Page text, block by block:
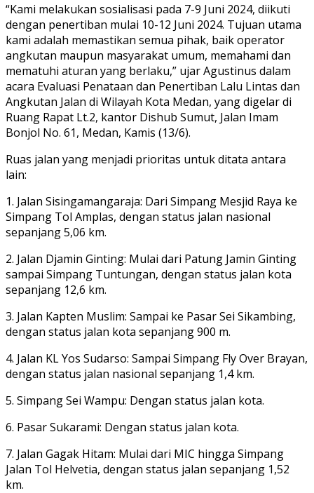
“Kami melakukan sosialisasi pada 7-9 Juni 2024, diikuti
dengan penertiban mulai 10-12 Juni 2024. Tujuan utama
kami adalah memastikan semua pihak, baik operator
angkutan maupun masyarakat umum, memahami dan
mematuhi aturan yang berlaku,” ujar Agustinus dalam
acara Evaluasi Penataan dan Penertiban Lalu Lintas dan
Angkutan Jalan di Wilayah Kota Medan, yang digelar di
Ruang Rapat Lt.2, kantor Dishub Sumut, Jalan Imam
Bonjol No. 61, Medan, Kamis (13/6).
Ruas jalan yang menjadi prioritas untuk ditata antara
lain:
1. Jalan Sisingamangaraja: Dari Simpang Mesjid Raya ke
Simpang Tol Amplas, dengan status jalan nasional
sepanjang 5,06 km.
2. Jalan Djamin Ginting: Mulai dari Patung Jamin Ginting
sampai Simpang Tuntungan, dengan status jalan kota
sepanjang 12,6 km.
3. ​Jalan Kapten Muslim: Sampai ke Pasar Sei Sikambing,
dengan status jalan kota sepanjang 900 m.
4. ​Jalan KL Yos Sudarso: Sampai Simpang Fly Over Brayan,
dengan status jalan nasional sepanjang 1,4 km.
5. ​Simpang Sei Wampu: Dengan status jalan kota.
6. ​Pasar Sukarami: Dengan status jalan kota.
7. ​Jalan Gagak Hitam: Mulai dari MIC hingga Simpang
Jalan Tol Helvetia, dengan status jalan sepanjang 1,52
km.